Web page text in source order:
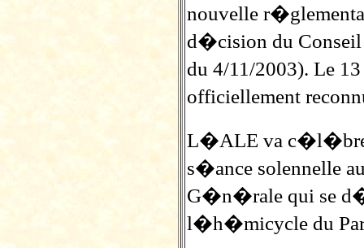
nouvelle
d�cision du
du 4/11/2003). Le
officiellement
L�ALE va
s�ance solennelle
G�n�rale qui se
l�h�micycle du